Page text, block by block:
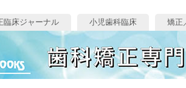
臨床ジャーナル 小児歯科臨床 矯正